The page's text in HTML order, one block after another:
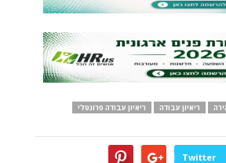
ריאיון עבודה
ריאיון עבודה פרונטלי
Twitter